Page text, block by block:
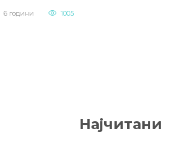
6 години 1005
Најчитани